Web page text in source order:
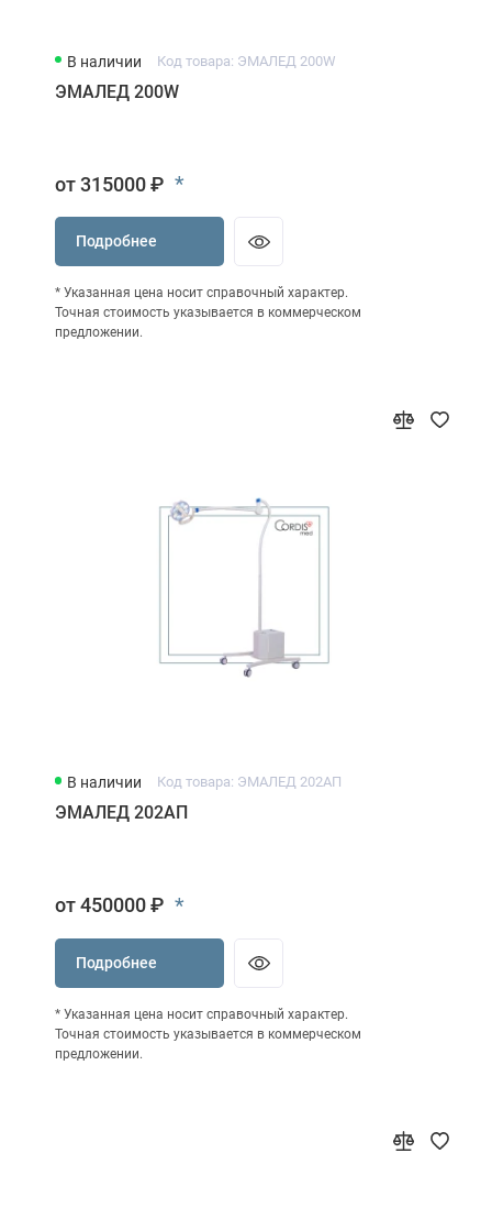
В наличии Код товара: ЭМАЛЕД 200W
ЭМАЛЕД 200W
от 315000 ₽ *
Подробнее
* Указанная цена носит справочный характер.
Точная стоимость указывается в коммерческом
предложении.
В наличии Код товара: ЭМАЛЕД 202АП
ЭМАЛЕД 202АП
от 450000 ₽ *
Подробнее
* Указанная цена носит справочный характер.
Точная стоимость указывается в коммерческом
предложении.